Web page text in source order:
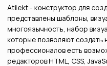
Atilekt - конструктор для
представлены шаблоны,
многоязычность, набор
которые позволяют создать
профессионалов есть
редакторов HTML, CSS,